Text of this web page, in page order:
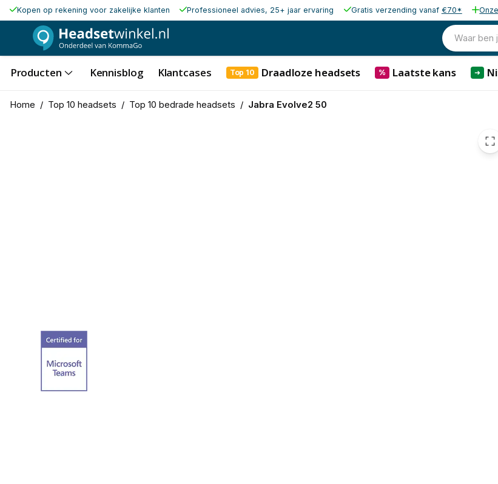
Kopen op rekening voor zakelijke klanten Professioneel advies, 25+ jaar ervaring Gratis verzending vanaf €70*
Waar ben
Producten Kennisblog Klantcases Top 10 Draadloze headsets % Laatste kans ➜
Home / Top 10 headsets / Top 10 bedrade headsets / Jabra Evolve2 50